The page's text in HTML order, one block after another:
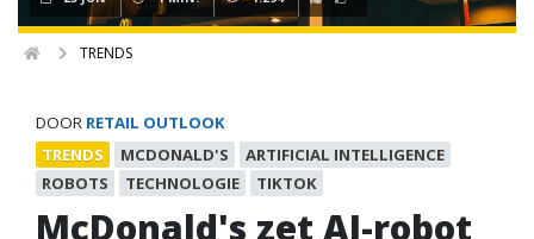
TRENDS
DOOR RETAIL OUTLOOK
TRENDS
MCDONALD'S
ARTIFICIAL INTELLIGENCE
ROBOTS
TECHNOLOGIE TIKTOK
McDonald's zet AI-robot